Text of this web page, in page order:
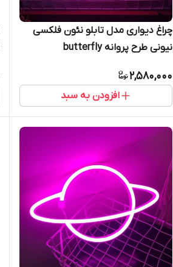
چراغ دیواری مدل تابلو نئون فلکسی
نیونی طرح پروانه butterfly
2,580,000
افزودن به سبد